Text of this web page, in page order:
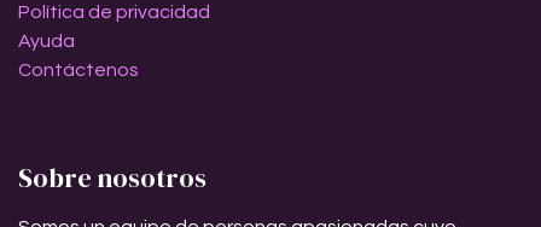
Política de privacidad
Ayuda
Contáctenos
Sobre nosotros